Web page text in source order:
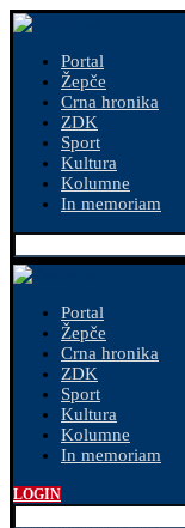
Portal
Žepče
Crna hronika
ZDK
Sport
Kultura
Kolumne
In memoriam
Portal
Žepče
Crna hronika
ZDK
Sport
Kultura
Kolumne
In memoriam
LOGIN